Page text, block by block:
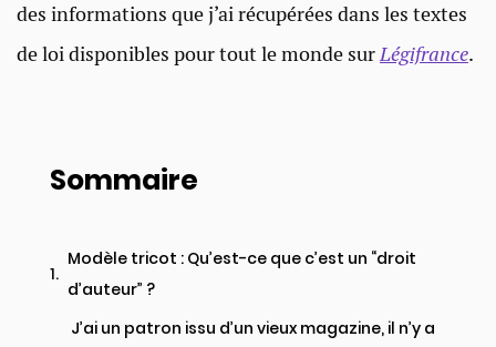
des informations que j’ai récupérées dans les textes
de loi disponibles pour tout le monde surLégifrance.
Sommaire
Modèle tricot : Qu’est-ce que c’est un “droit
d’auteur” ?
J’ai un patron issu d’un vieux magazine, il n’y a